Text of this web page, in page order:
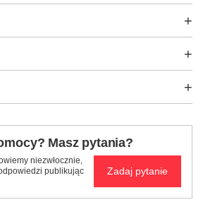
Masz pytania?
niezwłocznie,
publikując
Zadaj pytanie